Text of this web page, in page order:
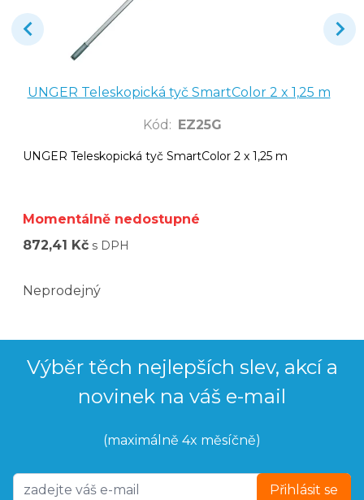
UNGER Teleskopická tyč SmartColor 2 x 1,25 m
Kód : EZ25G
UNGER Teleskopická tyč SmartColor 2 x 1,25 m
Momentálně nedostupné
872,41 Kč s DPH
Neprodejný
Výběr těch nejlepších slev, akcí a
novinek na váš e-mail
(maximálně 4x měsíčně)
Přihlásit se